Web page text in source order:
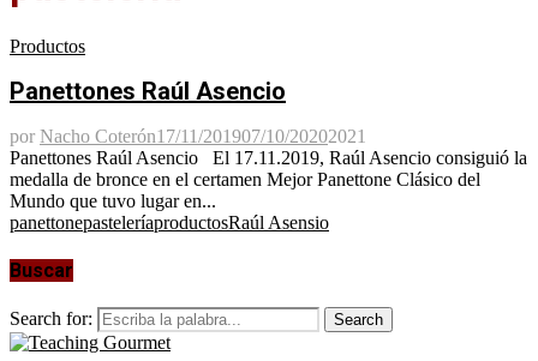
Productos
Panettones Raúl Asencio
por Nacho Coterón17/11/201907/10/20202021
Panettones Raúl Asencio El 17.11.2019, Raúl Asencio consiguió la
medalla de bronce en el certamen Mejor Panettone Clásico del
Mundo que tuvo lugar en...
panettonepasteleríaproductosRaúl Asensio
Buscar
Search for: Search